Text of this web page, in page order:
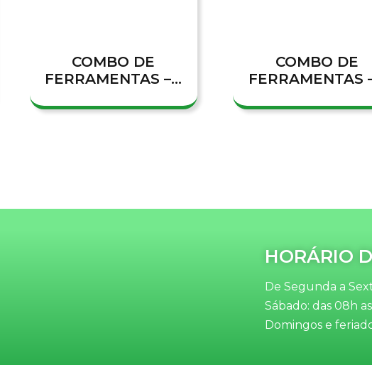
COMBO DE
FERRAMENTAS –...
COMBO DE
FERRAMENTAS
HORÁRIO
De Segunda a
Sábado: das 08h
Domingos e